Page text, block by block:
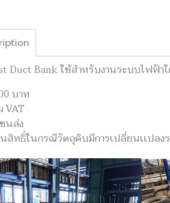
Duct Bank ใช้สำหรับงานระบบไฟฟ้า
บาท
VAT
ส่ง
นกรณีวัตถุดิบมีการเปลี่ยนเเปลงร